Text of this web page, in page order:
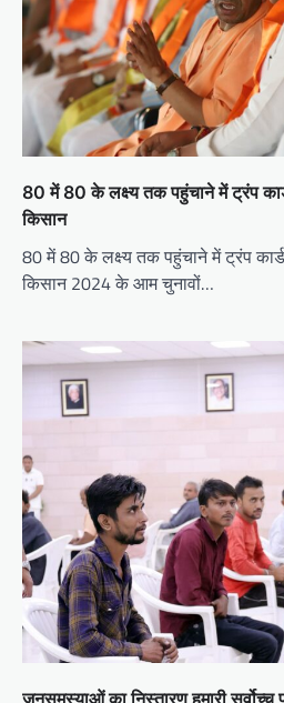
80 में 80 के लक्ष्य तक पहुंचाने में ट्रंप
किसान
80 में 80 के लक्ष्य तक पहुंचाने में ट्रंप
किसान 2024 के आम चुनावों…